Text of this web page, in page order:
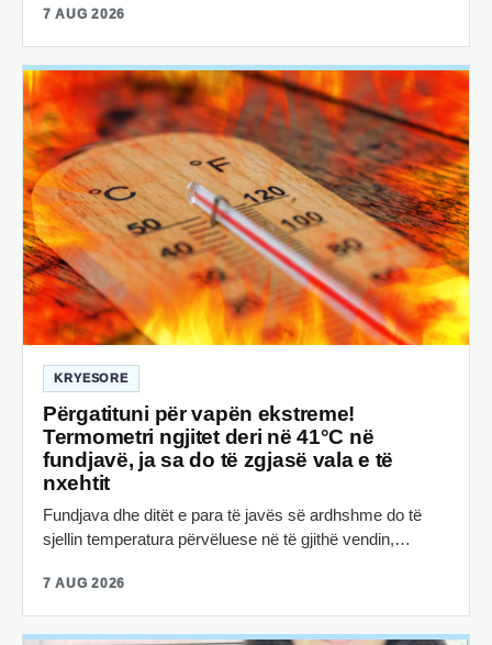
7 AUG 2026
KRYESORE
Përgatituni për vapën ekstreme!
Termometri ngjitet deri në 41°C në
fundjavë, ja sa do të zgjasë vala e të
nxehtit
Fundjava dhe ditët e para të javës së ardhshme do të
sjellin temperatura përvëluese në të gjithë vendin,…
7 AUG 2026